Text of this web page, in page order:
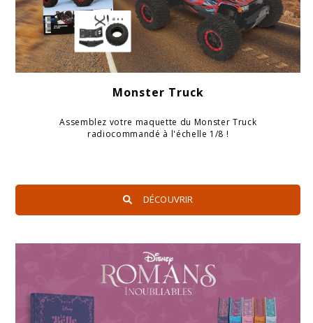
Monster Truck
Assemblez votre maquette du Monster Truck
radiocommandé à l'échelle 1/8 !
DÉCOUVRIR